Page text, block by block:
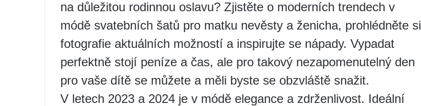
na důležitou rodinnou oslavu? Zjistěte o moderních trendech v
módě svatebních šatů pro matku nevěsty a ženicha, prohlédněte si
fotografie aktuálních možností a inspirujte se nápady. Vypadat
perfektně stojí peníze a čas, ale pro takový nezapomenutelný den
pro vaše dítě se můžete a měli byste se obzvláště snažit.
V letech 2023 a 2024 je v módě elegance a zdrženlivost. Ideální